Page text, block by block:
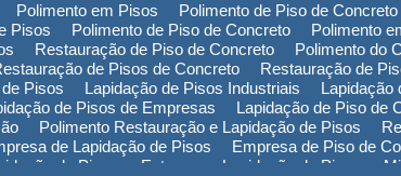
Polimento em Pisos
Polimento de Piso de
Pisos Polimento de Piso de Concreto
Polimento
Restauração de Piso de Concreto
Polimento do
de Pisos de Concreto
Restauração de
Pisos Lapidação de Pisos Industriais
Lapidação
de Pisos de Empresas
Lapidação de Piso de
Polimento Restauração e Lapidação de Pisos
de Lapidação de Pisos
Empresa de Piso de
de Piso em Extrema
Lapidação de Piso em